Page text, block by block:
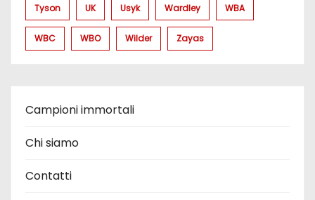
Tyson UK Usyk Wardley WBA
WBC WBO Wilder Zayas
Campioni immortali
Chi siamo
Contatti